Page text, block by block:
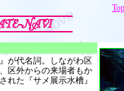
Top
が代名詞。しながわ区
区外からの来場者もか
れた『サメ展示水槽』